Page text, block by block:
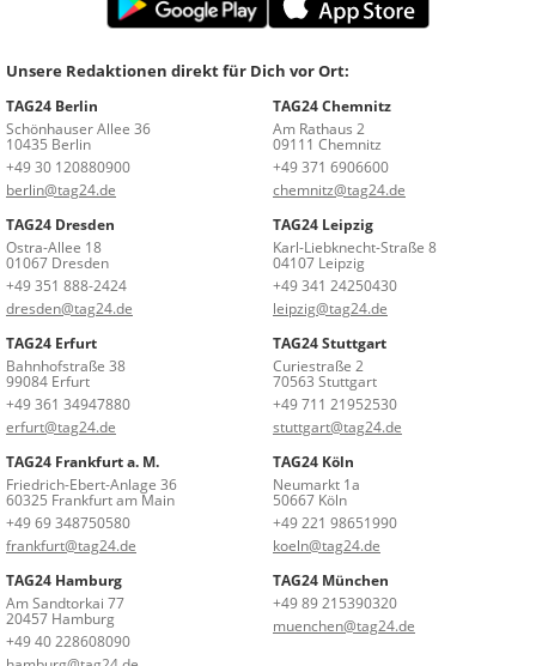
Unsere Redaktionen direkt für Dich vor Ort:
TAG24 Berlin
Schönhauser Allee 36
10435 Berlin
+49 30 120880900
berlin@tag24.de
TAG24 Chemnitz
Am Rathaus 2
09111 Chemnitz
+49 371 6906600
chemnitz@tag24.de
TAG24 Dresden
Ostra-Allee 18
01067 Dresden
+49 351 888-2424
dresden@tag24.de
TAG24 Leipzig
Karl-Liebknecht-Straße 8
04107 Leipzig
+49 341 24250430
leipzig@tag24.de
TAG24 Erfurt
Bahnhofstraße 38
99084 Erfurt
+49 361 34947880
erfurt@tag24.de
TAG24 Stuttgart
Curiestraße 2
70563 Stuttgart
+49 711 21952530
stuttgart@tag24.de
TAG24 Frankfurt a. M.
Friedrich-Ebert-Anlage 36
60325 Frankfurt am Main
+49 69 348750580
frankfurt@tag24.de
TAG24 Köln
Neumarkt 1a
50667 Köln
+49 221 98651990
koeln@tag24.de
TAG24 Hamburg
Am Sandtorkai 77
20457 Hamburg
+49 40 228608090
TAG24 München
+49 89 215390320
muenchen@tag24.de